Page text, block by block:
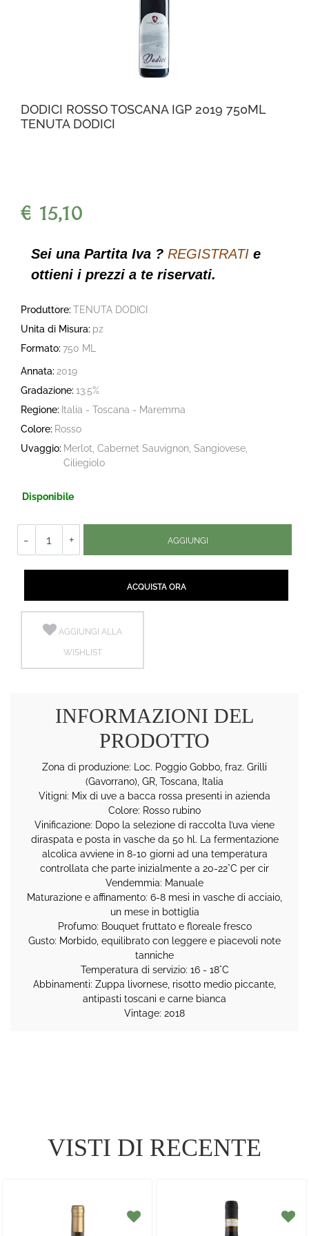
DODICI ROSSO TOSCANA IGP 2019 750ML
TENUTA DODICI
€ 15,10
Sei una Partita Iva ? REGISTRATI e
ottieni i prezzi a te riservati.
Produttore: TENUTA DODICI
Unita di Misura: pz
Formato: 750 ML
Annata: 2019
Gradazione: 13.5%
Regione: Italia - Toscana - Maremma
Colore: Rosso
Uvaggio: Merlot, Cabernet Sauvignon, Sangiovese,
Ciliegiolo
Disponibile
AGGIUNGI
ACQUISTA ORA
AGGIUNGI ALLA
WISHLIST
INFORMAZIONI DEL
PRODOTTO
Zona di produzione: Loc. Poggio Gobbo, fraz. Grilli
(Gavorrano), GR, Toscana, Italia
Vitigni: Mix di uve a bacca rossa presenti in azienda
Colore: Rosso rubino
Vinificazione: Dopo la selezione di raccolta l’uva viene
diraspata e posta in vasche da 50 hl. La fermentazione
alcolica avviene in 8-10 giorni ad una temperatura
controllata che parte inizialmente a 20-22°C per cir
Vendemmia: Manuale
Maturazione e affinamento: 6-8 mesi in vasche di acciaio,
un mese in bottiglia
Profumo: Bouquet fruttato e floreale fresco
Gusto: Morbido, equilibrato con leggere e piacevoli note
tanniche
Temperatura di servizio: 16 - 18°C
Abbinamenti: Zuppa livornese, risotto medio piccante,
antipasti toscani e carne bianca
Vintage: 2018
VISTI DI RECENTE